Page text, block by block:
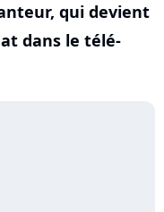
qui devient
dans le télé-